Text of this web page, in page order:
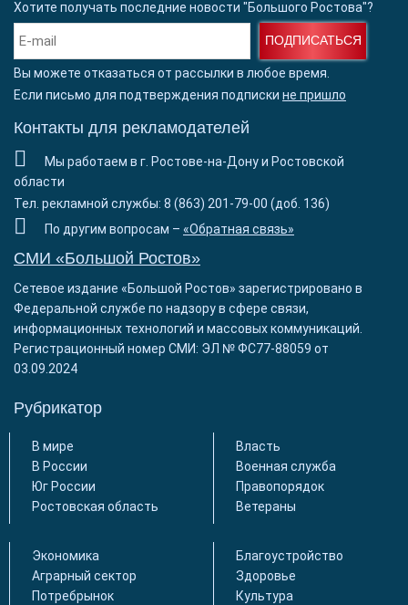
Хотите получать последние новости "Большого Ростова"?
ПОДПИСАТЬСЯ
Вы можете отказаться от рассылки в любое время.
Если письмо для подтверждения подписки не пришло
Контакты для рекламодателей
Мы работаем в г. Ростове-на-Дону и Ростовской
области
Тел. рекламной службы: 8 (863) 201-79-00 (доб. 136)
По другим вопросам – «Обратная связь»
СМИ «Большой Ростов»
Сетевое издание «Большой Ростов» зарегистрировано в
Федеральной службе по надзору в сфере связи,
информационных технологий и массовых коммуникаций.
Регистрационный номер СМИ: ЭЛ № ФС77-88059 от
03.09.2024
Рубрикатор
В мире
В России
Юг России
Ростовская область
Власть
Военная служба
Правопорядок
Ветераны
Экономика
Аграрный сектор
Потребрынок
Благоустройство
Здоровье
Культура